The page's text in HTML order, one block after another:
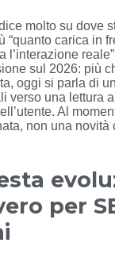
molto su dove
“quanto carica in
l’interazione
sul 2026: più
oggi si parla di
verso una lettura
Al
non una novità
per